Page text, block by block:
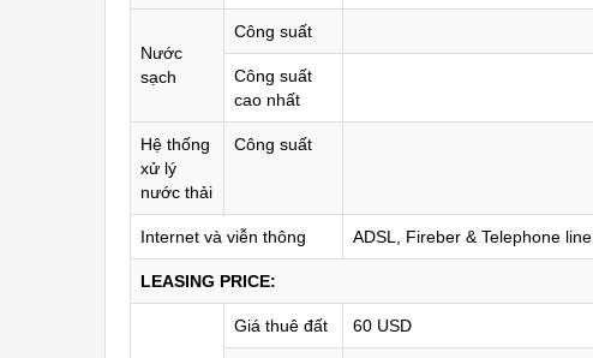
Nước
sạch
Công suất
Công suất
cao nhất
Hệ thống
xử lý
nước thải
Công suất
Internet và viễn thông ADSL, Fireber & Telephone line
LEASING PRICE:
Giá thuê đất 60 USD